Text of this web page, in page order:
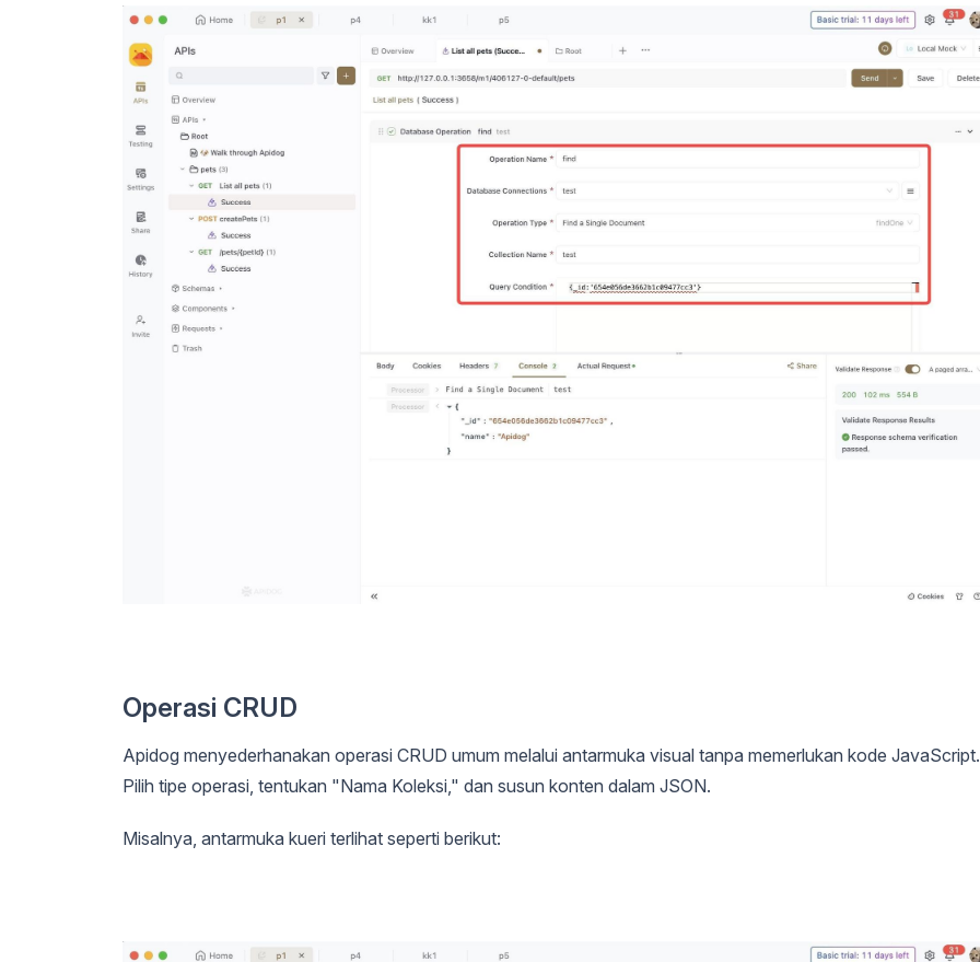
Operasi CRUD
Apidog menyederhanakan operasi CRUD umum melalui antarmuka visual tanpa memerlukan kode JavaScript.
Pilih tipe operasi, tentukan "Nama Koleksi," dan susun konten dalam JSON.
Misalnya, antarmuka kueri terlihat seperti berikut: